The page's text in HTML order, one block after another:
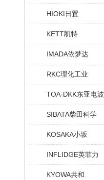
HIOKI日置
KETT凯特
IMADA依梦达
RKC理化工业
TOA-DKK东亚电波
SIBATA柴田科学
KOSAKA小坂
INFLIDGE英菲力
KYOWA共和